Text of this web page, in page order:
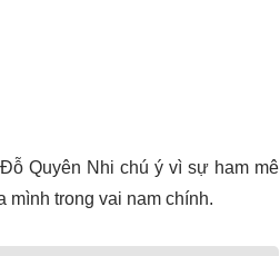
Quyên Nhi chú ý vì sự ham mê
mình trong vai nam chính.